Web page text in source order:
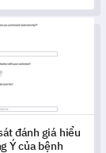
nhận thức và kỳ
tiêu dùng.
đánh giá hiểu
đánh giá hiểu
Ý của bệnh